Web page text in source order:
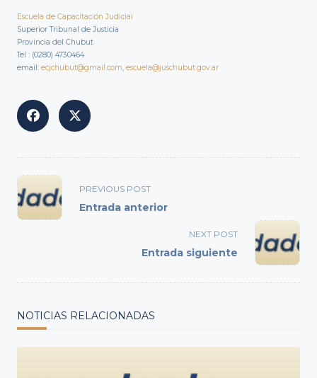
Escuela de Capacitación Judicial
Superior Tribunal de Justicia
Provincia del Chubut
Tel : (0280) 4730464
email: ecjchubut@gmail.com, escuela@juschubut.gov.ar
<span
class="nav-
subtitle
PREVIOUS POST
Entrada anterior
NEXT POST
Entrada siguiente
NOTICIAS RELACIONADAS